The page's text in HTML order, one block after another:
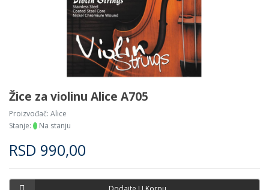
Žice za violinu Alice A705
Proizvođač: Alice
Stanje:
Na stanju
RSD 990,00